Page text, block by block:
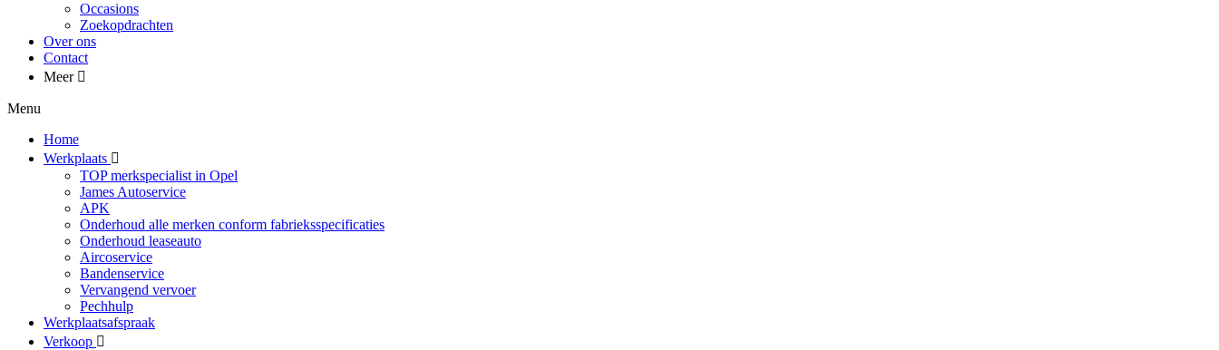
Occasions
Zoekopdrachten
Over ons
Contact
Meer
Menu
Home
Werkplaats
TOP merkspecialist in Opel
James Autoservice
APK
Onderhoud alle merken conform fabrieksspecificaties
Onderhoud leaseauto
Aircoservice
Bandenservice
Vervangend vervoer
Pechhulp
Werkplaatsafspraak
Verkoop